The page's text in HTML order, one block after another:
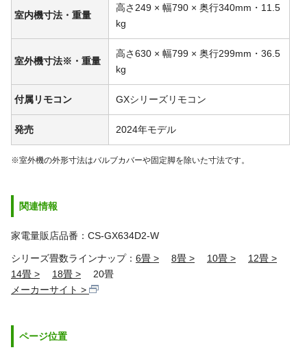
室内機寸法・重量
高さ249 × 幅790 × 奥行340mm・11.5
kg
室外機寸法※・重量
高さ630 × 幅799 × 奥行299mm・36.5
kg
付属リモコン GXシリーズリモコン
発売 2024年モデル
※室外機の外形寸法はバルブカバーや固定脚を除いた寸法です。
関連情報
家電量販店品番：CS-GX634D2-W
シリーズ畳数ラインナップ： 6畳 8畳 10畳
12畳
14畳
18畳
20畳
メーカーサイト
ページ位置